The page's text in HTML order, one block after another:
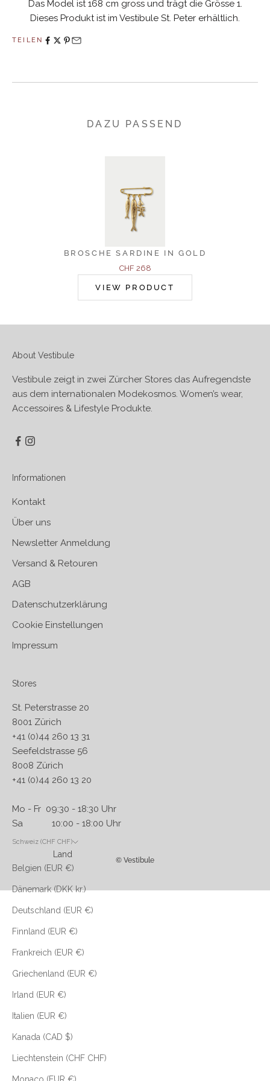
Das Model ist 168 cm gross und trägt die Grösse 1.
Dieses Produkt ist im Vestibule St. Peter erhältlich.
TEILEN
DAZU PASSEND
BROSCHE SARDINE IN GOLD
Angebot
CHF 268
VIEW PRODUCT
About Vestibule
Vestibule zeigt in zwei Zürcher Stores das Aufregendste
aus dem internationalen Modekosmos. Women’s wear,
Accessoires & Lifestyle Produkte.
Informationen
Kontakt
Über uns
Newsletter Anmeldung
Versand & Retouren
AGB
Datenschutzerklärung
Cookie Einstellungen
Impressum
Stores
St. Peterstrasse 20
8001 Zürich
+41 (0)44 260 13 31
Seefeldstrasse 56
8008 Zürich
+41 (0)44 260 13 20
Mo - Fr 09:30 - 18:30 Uhr
Sa 10:00 - 18:00 Uhr
Schweiz (CHF CHF)
Land
Belgien (EUR €)
Dänemark (DKK kr.)
Deutschland (EUR €)
Finnland (EUR €)
Frankreich (EUR €)
Griechenland (EUR €)
Irland (EUR €)
Italien (EUR €)
Kanada (CAD $)
Liechtenstein (CHF CHF)
© Vestibule